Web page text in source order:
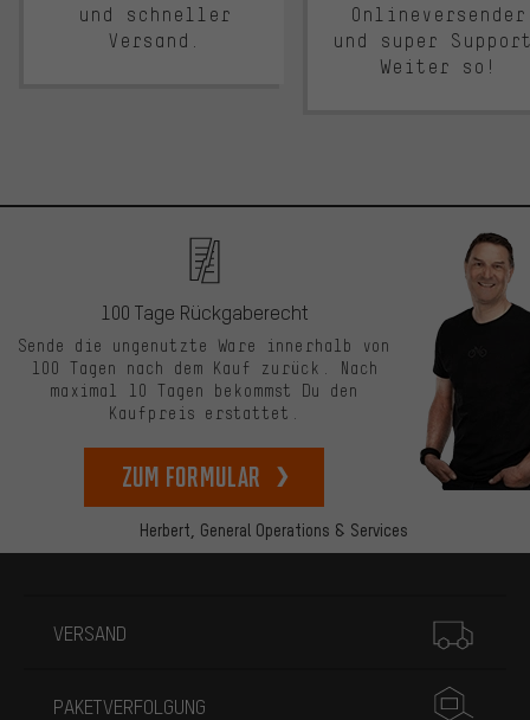
und schneller
Versand.
Onlineversender
und super
Weiter so!
Herbert, General Operations & Services
100 Tage Rückgaberecht
Sende die ungenutzte Ware innerhalb von
100 Tagen nach dem Kauf zurück. Nach
maximal 10 Tagen bekommst Du den
Kaufpreis erstattet.
zum Formular
VERSAND
PAKETVERFOLGUNG